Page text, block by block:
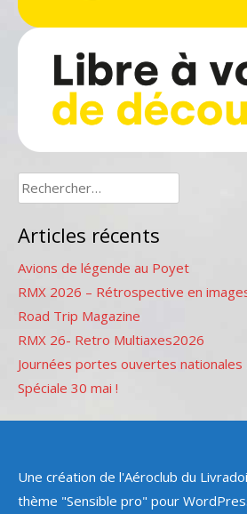
Rechercher :
Articles récents
Avions de légende au Poyet
RMX 2026 – Rétrospective en
Road Trip Magazine
RMX 26- Retro Multiaxes2026
Journées portes ouvertes
Spéciale 30 mai !
Une création de l'Aéroclub du
thème "Sensible pro" pour